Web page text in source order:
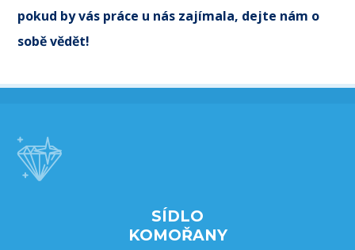
pokud by vás práce u nás zajímala, dejte nám o
sobě vědět!
SÍDLO
KOMOŘANY